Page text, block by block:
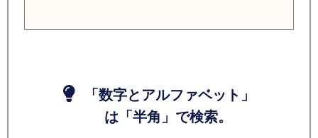
「数字とアルファベット」
は「半角」で検索。